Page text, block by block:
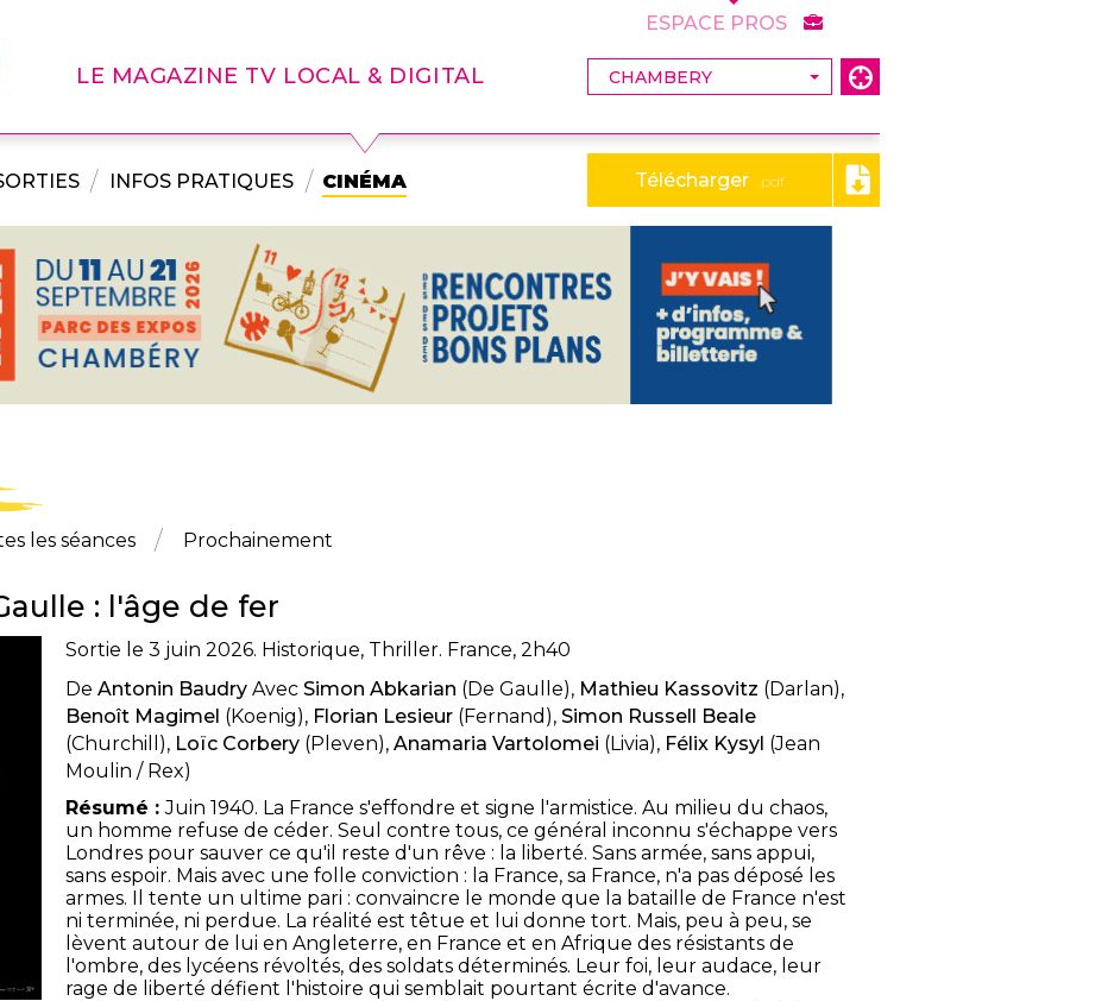
LE MAGAZINE TV LOCAL & DIGITAL
INFOS PRATIQUES CINÉMA Télécharger .pdf
ESPACE PROS
les séances Prochainement
: l'âge de fer
Sortie le 3 juin 2026. Historique, Thriller. France, 2h40
De Antonin Baudry Avec Simon Abkarian (De Gaulle), Mathieu Kassovitz (Darlan),
Benoît Magimel (Koenig), Florian Lesieur (Fernand), Simon Russell Beale
(Churchill), Loïc Corbery (Pleven), Anamaria Vartolomei (Livia), Félix Kysyl (Jean
Moulin / Rex)
Résumé :Juin 1940. La France s'effondre et signe l'armistice. Au milieu du chaos,
un homme refuse de céder. Seul contre tous, ce général inconnu s'échappe vers
Londres pour sauver ce qu'il reste d'un rêve : la liberté. Sans armée, sans appui,
sans espoir. Mais avec une folle conviction : la France, sa France, n'a pas déposé les
armes. Il tente un ultime pari : convaincre le monde que la bataille de France n'est
ni terminée, ni perdue. La réalité est têtue et lui donne tort. Mais, peu à peu, se
lèvent autour de lui en Angleterre, en France et en Afrique des résistants de
l'ombre, des lycéens révoltés, des soldats déterminés. Leur foi, leur audace, leur
rage de liberté défient l'histoire qui semblait pourtant écrite d'avance.